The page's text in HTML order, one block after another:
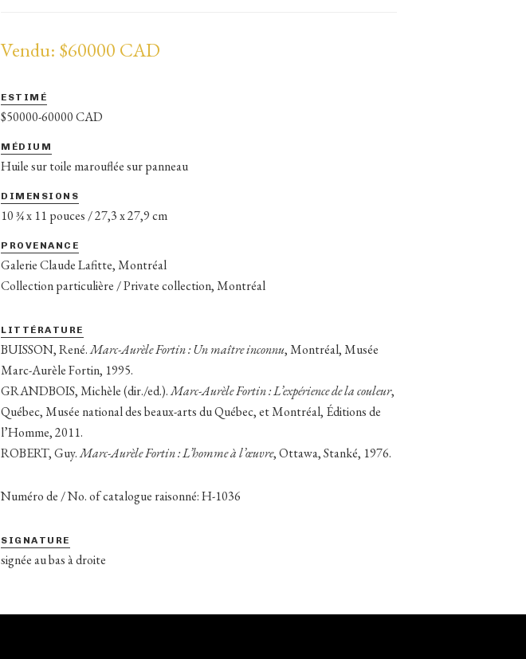
Vendu: $60000 CAD
ESTIMÉ
$50000-60000 CAD
MÉDIUM
Huile sur toile marouflée sur panneau
DIMENSIONS
10 ¾ x 11 pouces / 27,3 x 27,9 cm
PROVENANCE
Galerie Claude Lafitte, Montréal
Collection particulière / Private collection, Montréal
LITTÉRATURE
BUISSON, René.Marc-Aurèle Fortin : Un maître inconnu, Montréal, Musée
Marc-Aurèle Fortin, 1995.
GRANDBOIS, Michèle (dir./ed.).Marc-Aurèle Fortin : L’expérience de la couleur,
Québec, Musée national des beaux-arts du Québec, et Montréal, Éditions de
l’Homme, 2011.
ROBERT, Guy.Marc-Aurèle Fortin : L’homme à l’œuvre, Ottawa, Stanké, 1976.
Numéro de / No. of catalogue raisonné: H-1036
SIGNATURE
signée au bas à droite